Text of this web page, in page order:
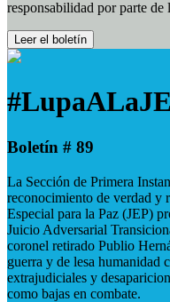
responsabilidad por parte de
Leer el boletín
Boletín # 89
La Sección de Primera
reconocimiento de verdad y
Especial para la Paz (JEP)
Juicio Adversarial
coronel retirado Publio
guerra y de lesa humanidad
extrajudiciales y
como bajas en combate.